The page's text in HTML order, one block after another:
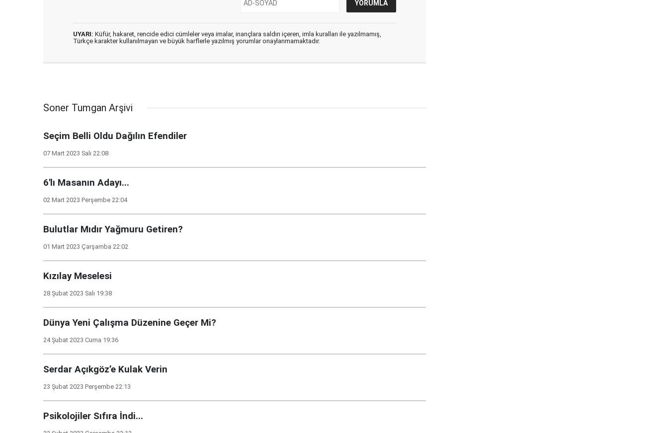
UYARI: Küfür, hakaret, rencide edici cümleler veya imalar, inançlara saldırı içeren, imla kuralları ile yazılmamış,
Türkçe karakter kullanılmayan ve büyük harflerle yazılmış yorumlar onaylanmamaktadır.
Soner Tumgan Arşivi
Seçim Belli Oldu Dağılın Efendiler
07 Mart 2023 Salı 22:08
6'lı Masanın Adayı...
02 Mart 2023 Perşembe 22:04
Bulutlar Mıdır Yağmuru Getiren?
01 Mart 2023 Çarşamba 22:02
Kızılay Meselesi
28 Şubat 2023 Salı 19:38
Dünya Yeni Çalışma Düzenine Geçer Mi?
24 Şubat 2023 Cuma 19:36
Serdar Açıkgöz’e Kulak Verin
23 Şubat 2023 Perşembe 22:13
Psikolojiler Sıfıra İndi...